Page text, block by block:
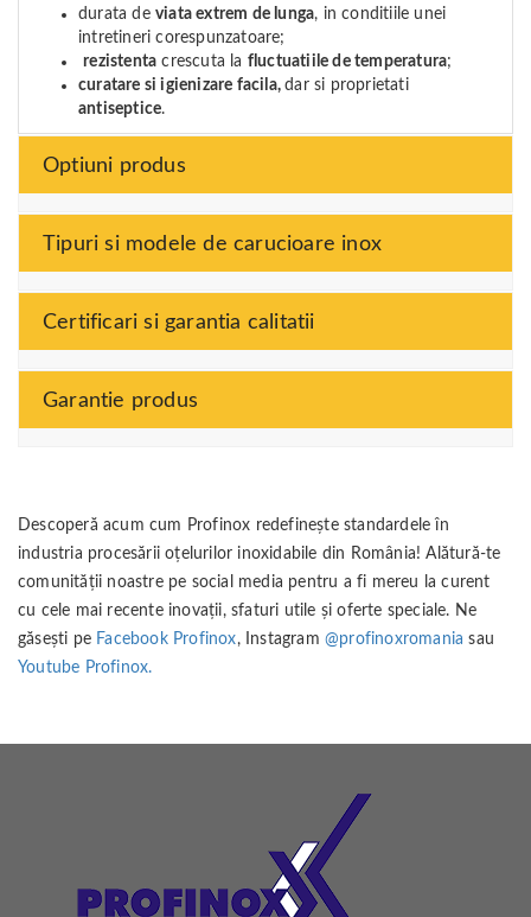
durata de viata extrem de lunga, in conditiile unei
intretineri corespunzatoare;
rezistenta crescuta la fluctuatiile de temperatura;
curatare si igienizare facila,dar si proprietati
antiseptice.
Optiuni produs
Tipuri si modele de carucioare inox
Certificari si garantia calitatii
Garantie produs
Descoperă acum cum Profinox redefinește standardele în
industria procesării oțelurilor inoxidabile din România! Alătură-te
comunității noastre pe social media pentru a fi mereu la curent
cu cele mai recente inovații, sfaturi utile și oferte speciale. Ne
găsești pe Facebook Profinox, Instagram@profinoxromania sau
Youtube Profinox.